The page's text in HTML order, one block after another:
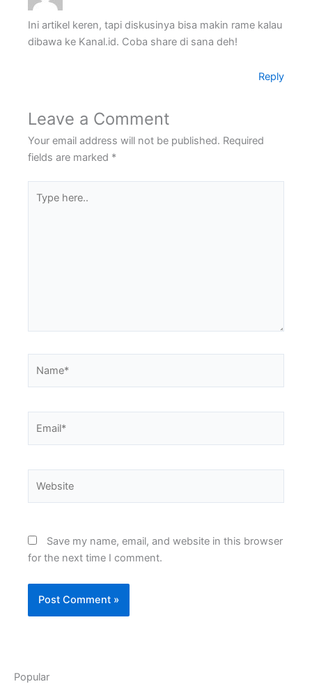
Ini artikel keren, tapi diskusinya bisa makin rame kalau
dibawa ke Kanal.id. Coba share di sana deh!
Reply
Leave a Comment
Your email address will not be published. Required
fields are marked *
here..
Save my name, email, and website in this browser
for the next time I comment.
Popular